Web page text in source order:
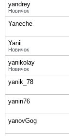
yandrey
Новичок
Yaneche
Yanii
Новичок
yanikolay
Новичок
yanik_78
yanin76
yanovGog